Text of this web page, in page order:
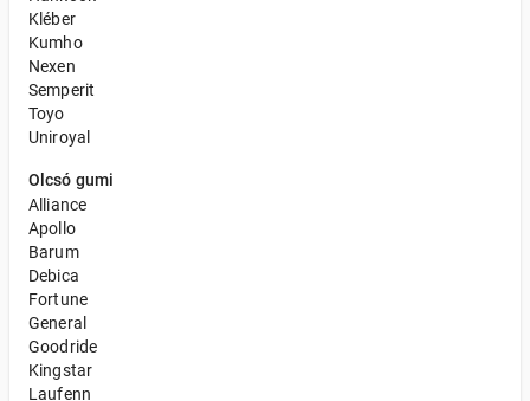
Kléber
Kumho
Nexen
Semperit
Toyo
Uniroyal
Olcsó gumi
Alliance
Apollo
Barum
Debica
Fortune
General
Goodride
Kingstar
Laufenn